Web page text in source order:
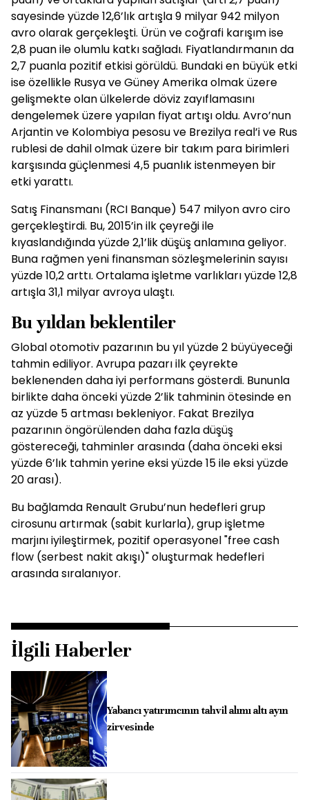
sayesinde yüzde 12,6’lık artışla 9 milyar 942 milyon
avro olarak gerçekleşti. Ürün ve coğrafi karışım ise
2,8 puan ile olumlu katkı sağladı. Fiyatlandırmanın da
2,7 puanla pozitif etkisi görüldü. Bundaki en büyük etki
ise özellikle Rusya ve Güney Amerika olmak üzere
gelişmekte olan ülkelerde döviz zayıflamasını
dengelemek üzere yapılan fiyat artışı oldu. Avro’nun
Arjantin ve Kolombiya pesosu ve Brezilya real’i ve Rus
rublesi de dahil olmak üzere bir takım para birimleri
karşısında güçlenmesi 4,5 puanlık istenmeyen bir
etki yarattı.
Satış Finansmanı (RCI Banque) 547 milyon avro ciro
gerçekleştirdi. Bu, 2015’in ilk çeyreği ile
kıyaslandığında yüzde 2,1’lik düşüş anlamına geliyor.
Buna rağmen yeni finansman sözleşmelerinin sayısı
yüzde 10,2 arttı. Ortalama işletme varlıkları yüzde 12,8
artışla 31,1 milyar avroya ulaştı.
Bu yıldan beklentiler
Global otomotiv pazarının bu yıl yüzde 2 büyüyeceği
tahmin ediliyor. Avrupa pazarı ilk çeyrekte
beklenenden daha iyi performans gösterdi. Bununla
birlikte daha önceki yüzde 2’lik tahminin ötesinde en
az yüzde 5 artması bekleniyor. Fakat Brezilya
pazarının öngörülenden daha fazla düşüş
göstereceği, tahminler arasında (daha önceki eksi
yüzde 6’lık tahmin yerine eksi yüzde 15 ile eksi yüzde
20 arası).
Bu bağlamda Renault Grubu’nun hedefleri grup
cirosunu artırmak (sabit kurlarla), grup işletme
marjını iyileştirmek, pozitif operasyonel "free cash
flow (serbest nakit akışı)" oluşturmak hedefleri
arasında sıralanıyor.
İlgili Haberler
Yabancı yatırımcının tahvil alımı altı ayın
zirvesinde